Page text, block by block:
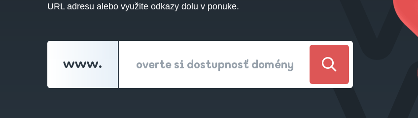
URL adresu alebo využite odkazy dolu v ponuke.
www. overte si dostupnosť domény